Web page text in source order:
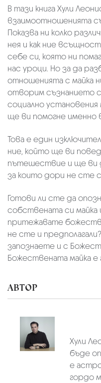
В тази книга Хули
взаимоотношенията
Показва ни колко
нея и как ние
себе си, която ни
нас уроци. Но за да
отношенията с майка
отворим съзнанието
социално установения
ще ви помогне именно
Това е един
ние, който ще ви
пътешествие и ще ви
за които дори не сте
Готови ли сте да
собствената си
притежавате
не сте и
запознаете и с
Божествената майка е
АВТОР
Хули
бъде
е
гордо